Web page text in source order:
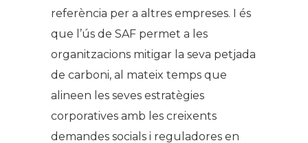
referència per a altres empreses. I és
que l’ús de SAF permet a les
organitzacions mitigar la seva petjada
de carboni, al mateix temps que
alineen les seves estratègies
corporatives amb les creixents
demandes socials i reguladores en